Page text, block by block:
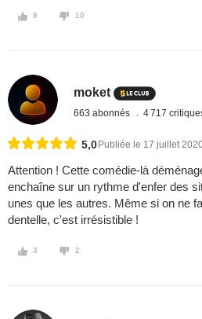
8 10
moket
663 abonnés 4 717
5,0 Publiée le 17 juillet
Attention ! Cette comédie-là
enchaîne sur un rythme d'enfer des
unes que les autres. Même si on ne
dentelle, c'est irrésistible !
3 2